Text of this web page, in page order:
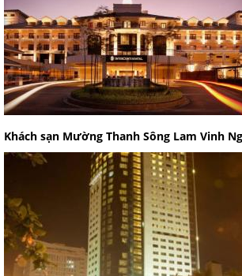
Khách sạn Mường Thanh Sông Lam Vinh